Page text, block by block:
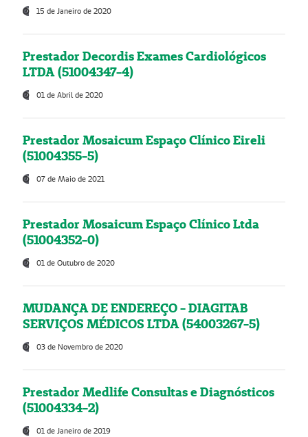
15 de Janeiro de 2020
Prestador Decordis Exames Cardiológicos
LTDA (51004347-4)
01 de Abril de 2020
Prestador Mosaicum Espaço Clínico Eireli
(51004355-5)
07 de Maio de 2021
Prestador Mosaicum Espaço Clínico Ltda
(51004352-0)
01 de Outubro de 2020
MUDANÇA DE ENDEREÇO - DIAGITAB
SERVIÇOS MÉDICOS LTDA (54003267-5)
03 de Novembro de 2020
Prestador Medlife Consultas e Diagnósticos
(51004334-2)
01 de Janeiro de 2019